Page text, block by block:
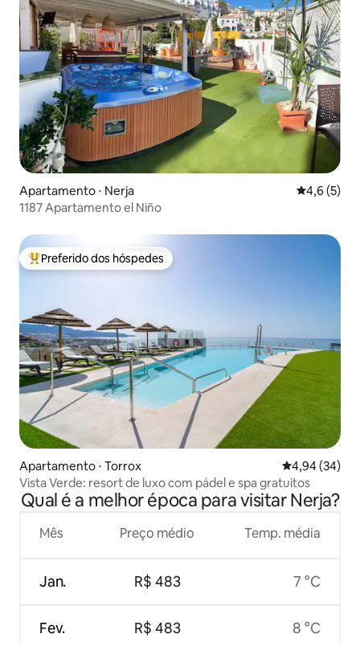
Apartamento ⋅ Nerja 4,6 de
4,6 (5)
1187 Apartamento el Niño
Entre os melhores preferidos dos hóspedes
Preferido dos hóspedes
Apartamento ⋅ Torrox 4,94 de uma
4,94 (34)
Vista Verde: resort de luxo com pádel e spa gratuitos
Qual é a melhor época para visitar Nerja?
Mês
Jan.
Fev.
Preço médio
R$ 483
R$ 483
Temp. média
7 °C
8 °C